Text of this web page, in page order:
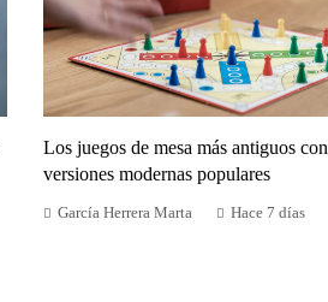
Los juegos de mesa más antiguos con
versiones modernas populares
García Herrera Marta Hace 7 días